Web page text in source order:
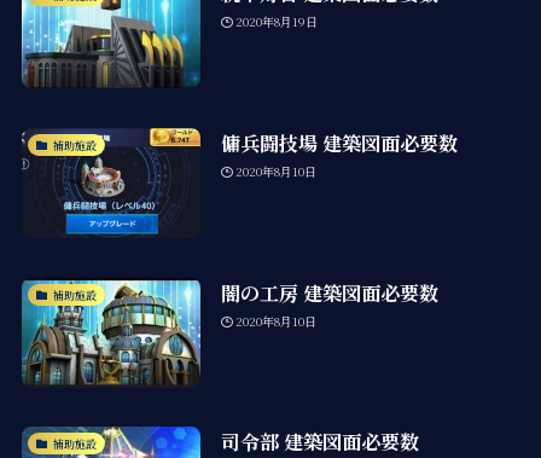
2020年8月19日
補助施設 傭兵闘技場 建築図面必要数
2020年8月10日
補助施設 闇の工房 建築図面必要数
2020年8月10日
補助施設 司令部 建築図面必要数